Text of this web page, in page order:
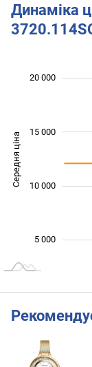
Динаміка
Середня ціна 10 000
20 000
15 000
5 000